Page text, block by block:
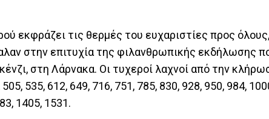
τις θερμές του ευχαριστίες προς
στην επιτυχία της φιλανθρωπικής εκδήλωσης
στη Λάρνακα. Οι τυχεροί λαχνοί από την
535, 612, 649, 716, 751, 785, 830, 928, 950, 984,
1405, 1531.